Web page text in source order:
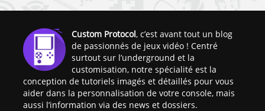
Custom Protocol, c’est avant tout un blog
de passionnés de jeux vidéo ! Centré
surtout sur l’underground et la
customisation, notre spécialité est la
conception de tutoriels imagés et détaillés pour vous
aider dans la personnalisation de votre console, mais
aussi l’information via des news et dossiers.